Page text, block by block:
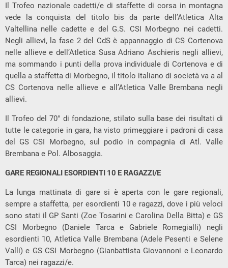
Il Trofeo nazionale cadetti/e di staffette di corsa in montagna
vede la conquista del titolo bis da parte dell’Atletica Alta
Valtellina nelle cadette e del G.S. CSI Morbegno nei cadetti.
Negli allievi, la fase 2 del CdS è appannaggio di CS Cortenova
nelle allieve e dell’Atletica Susa Adriano Aschieris negli allievi,
ma sommando i punti della prova individuale di Cortenova e di
quella a staffetta di Morbegno, il titolo italiano di società va a al
CS Cortenova nelle allieve e all’Atletica Valle Brembana negli
allievi.
Il Trofeo del 70° di fondazione, stilato sulla base dei risultati di
tutte le categorie in gara, ha visto primeggiare i padroni di casa
del GS CSI Morbegno, sul podio in compagnia di Atl. Valle
Brembana e Pol. Albosaggia.
GARE REGIONALI ESORDIENTI 10 E RAGAZZI/E
La lunga mattinata di gare si è aperta con le gare regionali,
sempre a staffetta, per esordienti 10 e ragazzi, dove i più veloci
sono stati il GP Santi (Zoe Tosarini e Carolina Della Bitta) e GS
CSI Morbegno (Daniele Tarca e Gabriele Romegialli) negli
esordienti 10, Atletica Valle Brembana (Adele Pesenti e Selene
Valli) e GS CSI Morbegno (Gianbattista Giovannoni e Leonardo
Tarca) nei ragazzi/e.